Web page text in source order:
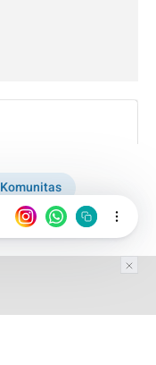
Komunitas